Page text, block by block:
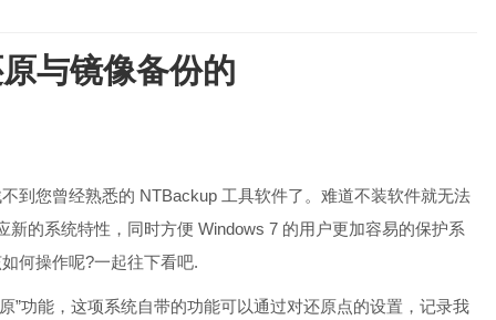
与镜像备份的
您曾经熟悉的 NTBackup 工具软件了。难道不装软件就无法
的系统特性，同时方便 Windows 7 的用户更加容易的保护系
何操作呢?一起往下看吧.
能，这项系统自带的功能可以通过对还原点的设置，记录我